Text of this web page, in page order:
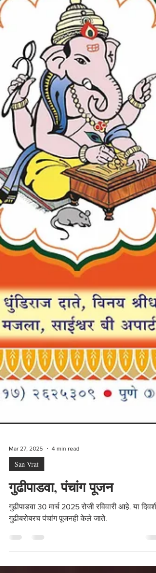
Mar 27, 2025 4 min read
गुढीपाडवा, पंचांग पूजन
गुढीपाडवा 30 मार्च 2025 रोजी रविवारी आहे. या दिवशी
गुढीबरोबरच पंचांग पूजनही केले जाते.